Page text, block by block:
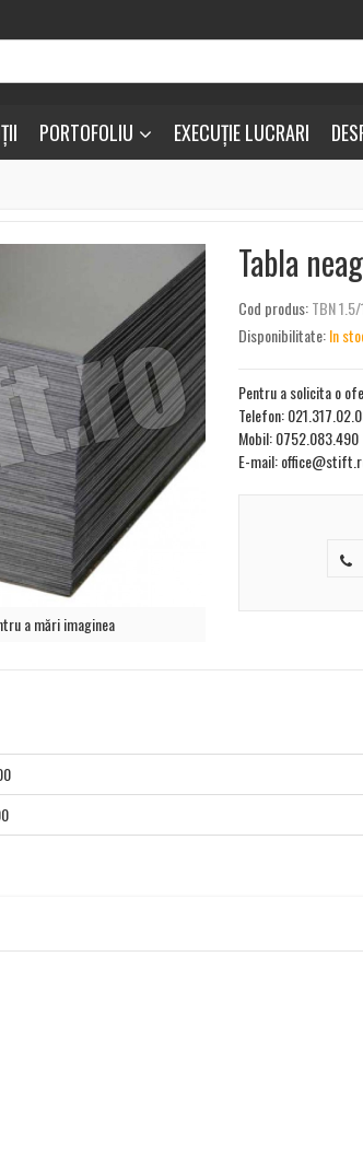
PORTOFOLIU EXECUȚIE LUCRARI
a mări imaginea
Tabla
Cod produs:TBN
Disponibilitate:In
Pentru a solicita o
Telefon:
Mobil: 0752.083.490
E-mail: